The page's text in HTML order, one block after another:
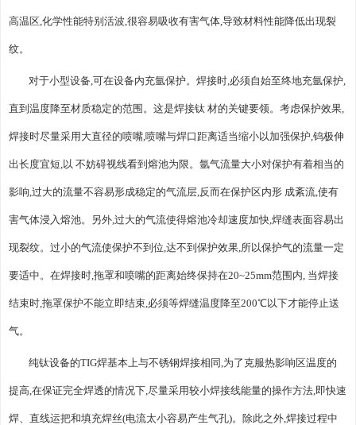
高温区,化学性能特别活波,很容易吸收有害气体,导致材料性能降低出现裂
纹。
对于小型设备,可在设备内充氩保护。焊接时,必须自始至终地充氩保护,
直到温度降至材质稳定的范围。这是焊接钛 材的关键要领。考虑保护效果,
焊接时尽量采用大直径的喷嘴,喷嘴与焊口距离适当缩小以加强保护,钨极伸
出长度宜短,以 不妨碍视线看到熔池为限。氩气流量大小对保护有着相当的
影响,过大的流量不容易形成稳定的气流层,反而在保护区内形 成紊流,使有
害气体浸入熔池。另外,过大的气流使得熔池冷却速度加快,焊缝表面容易出
现裂纹。过小的气流使保护不到位,达不到保护效果,所以保护气的流量一定
要适中。在焊接时,拖罩和喷嘴的距离始终保持在20~25mm范围内, 当焊接
结束时,拖罩保护不能立即结束,必须等焊缝温度降至200℃以下才能停止送
气。
纯钛设备的TIG焊基本上与不锈钢焊接相同,为了克服热影响区温度的
提高,在保证完全焊透的情况下,尽量采用较小焊接线能量的操作方法,即快速
焊、直线运把和填充焊丝(电流太小容易产生气孔)。除此之外,焊接过程中